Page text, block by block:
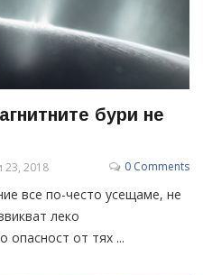
бури не
2018 0 Comments
все по-често усещаме, не
леко
опасност от тях ...